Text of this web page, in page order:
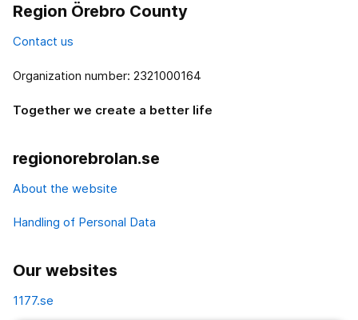
Region Örebro County
Contact us
Organization number: 2321000164
Together we create a better life
regionorebrolan.se
About the website
Handling of Personal Data
Our websites
1177.se